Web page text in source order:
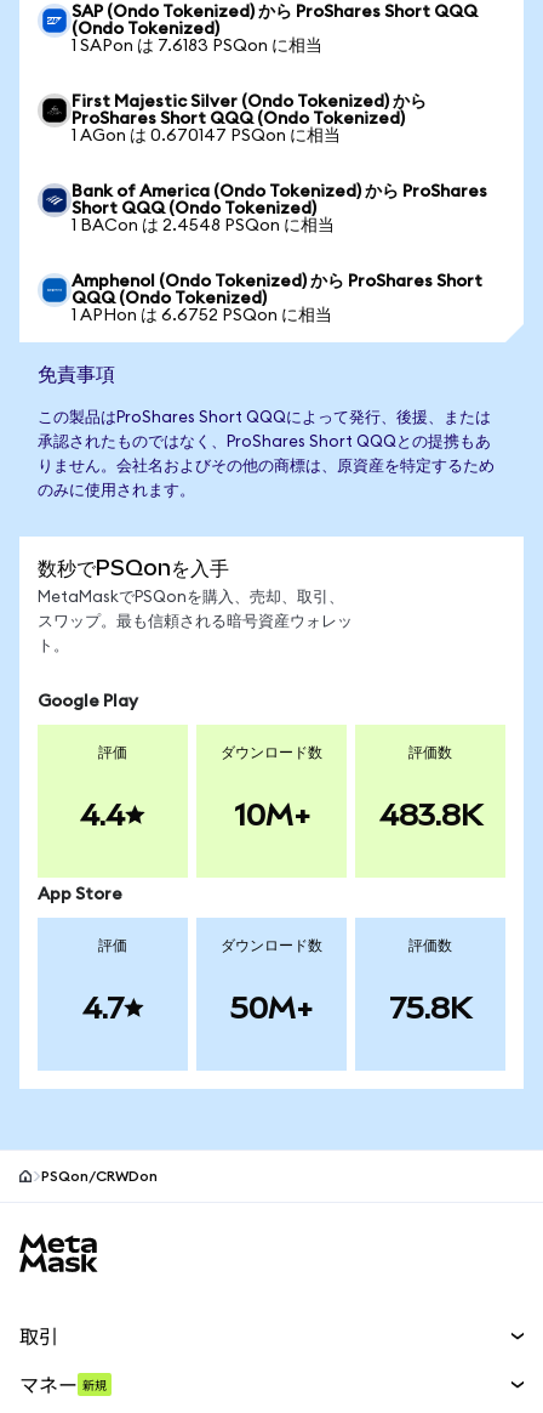
SAP (Ondo Tokenized) から ProShares Short QQQ
(Ondo Tokenized)
1 SAPon は 7.6183 PSQon に相当
First Majestic Silver (Ondo Tokenized) から
ProShares Short QQQ (Ondo Tokenized)
1 AGon は 0.670147 PSQon に相当
Bank of America (Ondo Tokenized) から ProShares
Short QQQ (Ondo Tokenized)
1 BACon は 2.4548 PSQon に相当
Amphenol (Ondo Tokenized) から ProShares Short
QQQ (Ondo Tokenized)
1 APHon は 6.6752 PSQon に相当
免責事項
この製品はProShares Short QQQによって発行、後援、または
承認されたものではなく、ProShares Short QQQとの提携もあ
りません。会社名およびその他の商標は、原資産を特定するため
のみに使用されます。
数秒でPSQonを入手
MetaMaskでPSQonを購入、売却、取引、
スワップ。最も信頼される暗号資産ウォレッ
ト。
Google Play
評価
4.4
ダウンロード数
10M+
評価数
483.8K
App Store
評価
4.7
ダウンロード数
50M+
評価数
75.8K
PSQon/CRWDon
取引
マネー 新規